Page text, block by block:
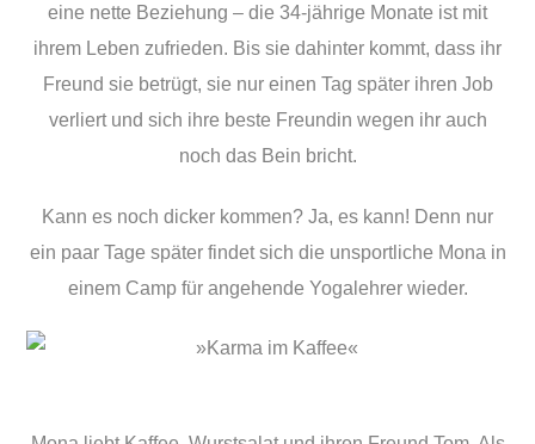
eine nette Beziehung – die 34-jährige Monate ist mit
ihrem Leben zufrieden. Bis sie dahinter kommt, dass ihr
Freund sie betrügt, sie nur einen Tag später ihren Job
verliert und sich ihre beste Freundin wegen ihr auch
noch das Bein bricht.
Kann es noch dicker kommen? Ja, es kann! Denn nur
ein paar Tage später findet sich die unsportliche Mona in
einem Camp für angehende Yogalehrer wieder.